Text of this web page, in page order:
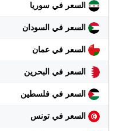
السعر في سوريا
السعر في السودان
السعر في عمان
السعر في البحرين
السعر في فلسطين
السعر في تونس